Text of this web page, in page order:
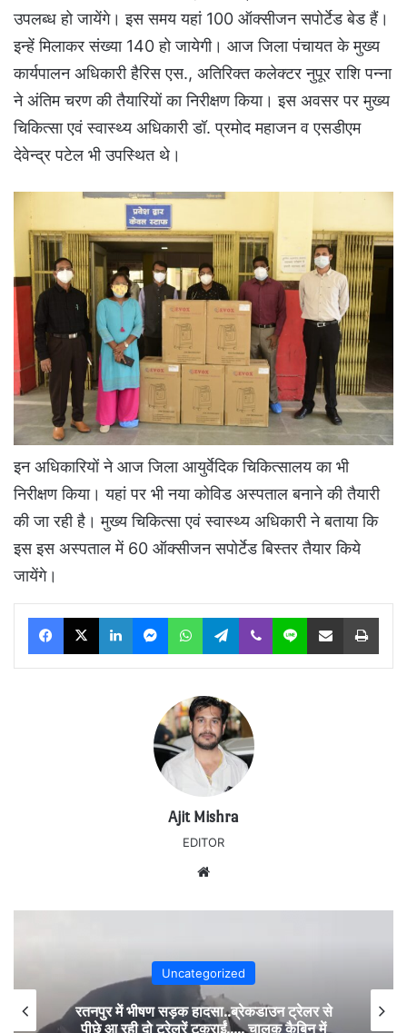
उपलब्ध हो जायेंगे। इस समय यहां 100 ऑक्सीजन सपोर्टेड बेड हैं।
इन्हें मिलाकर संख्या 140 हो जायेगी। आज जिला पंचायत के मुख्य
कार्यपालन अधिकारी हैरिस एस., अतिरिक्त कलेक्टर नुपूर राशि पन्ना
ने अंतिम चरण की तैयारियों का निरीक्षण किया। इस अवसर पर मुख्य
चिकित्सा एवं स्वास्थ्य अधिकारी डॉ. प्रमोद महाजन व एसडीएम
देवेन्द्र पटेल भी उपस्थित थे।
इन अधिकारियों ने आज जिला आयुर्वेदिक चिकित्सालय का भी
निरीक्षण किया। यहां पर भी नया कोविड अस्पताल बनाने की तैयारी
की जा रही है। मुख्य चिकित्सा एवं स्वास्थ्य अधिकारी ने बताया कि
इस इस अस्पताल में 60 ऑक्सीजन सपोर्टेड बिस्तर तैयार किये
जायेंगे।
Facebook
X LinkedInMessengerWhatsAppTelegram
Viber Line Share via Email Print
Ajit Mishra
EDITOR
Uncategorized
रतनपुर में भीषण सड़क हादसा..ब्रेकडाउन ट्रेलर से
पीछे आ रही दो ट्रेलरें टकराईं….. चालक कैबिन में